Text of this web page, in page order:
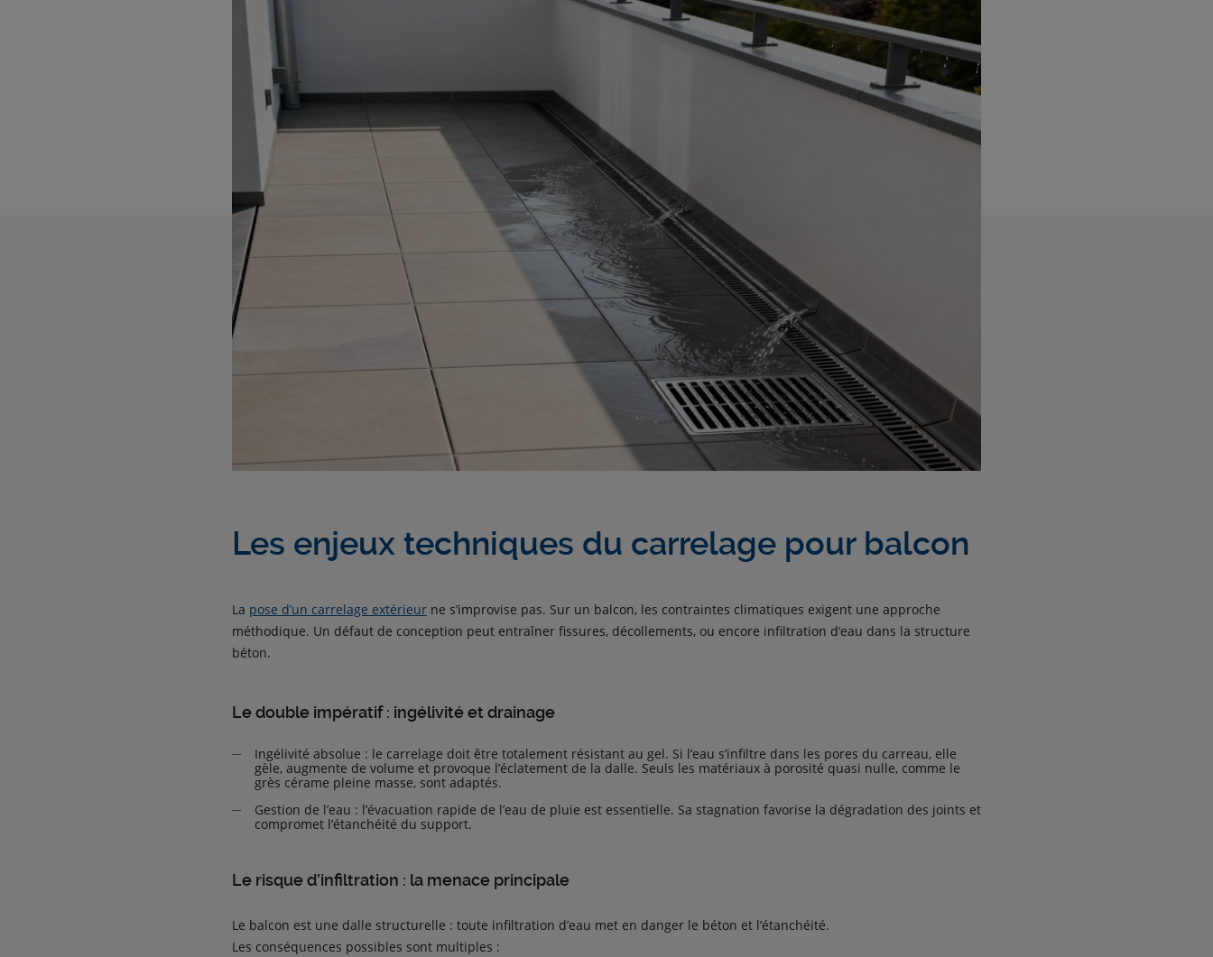
Les enjeux techniques du carrelage pour balcon
La pose d’un carrelage extérieur ne s’improvise pas. Sur un balcon, les contraintes climatiques exigent une approche
méthodique. Un défaut de conception peut entraîner fissures, décollements, ou encore infiltration d’eau dans la structure
béton.
Le double impératif : ingélivité et drainage
Ingélivité absolue : le carrelage doit être totalement résistant au gel. Si l’eau s’infiltre dans les pores du carreau, elle
gèle, augmente de volume et provoque l’éclatement de la dalle. Seuls les matériaux à porosité quasi nulle, comme le
grès cérame pleine masse, sont adaptés.
Gestion de l’eau : l’évacuation rapide de l’eau de pluie est essentielle. Sa stagnation favorise la dégradation des joints et
compromet l’étanchéité du support.
Le risque d’infiltration : la menace principale
Le balcon est une dalle structurelle : toute infiltration d’eau met en danger le béton et l’étanchéité.
Les conséquences possibles sont multiples :